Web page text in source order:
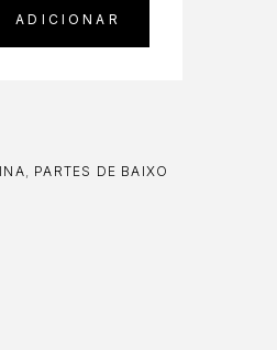
ADICIONAR
, PARTES DE BAIXO